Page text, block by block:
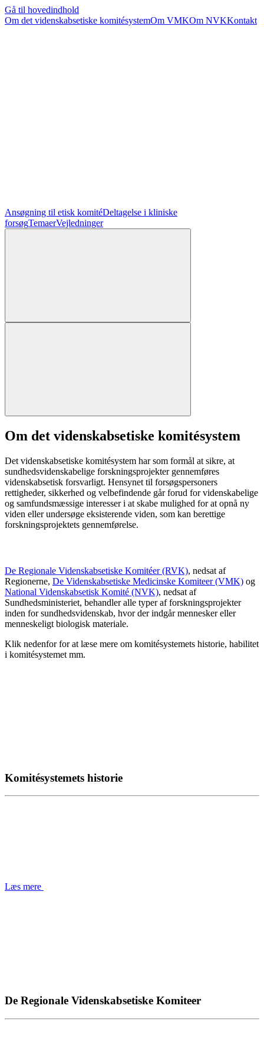
Gå til hovedindhold
Om det videnskabsetiske komitésystemOm VMKOm NVKKontakt
Ansøgning til etisk komitéDeltagelse i kliniske
forsøgTemaerVejledninger
Om det videnskabsetiske komitésystem
Det videnskabsetiske komitésystem har som formål at sikre, at
sundhedsvidenskabelige forskningsprojekter gennemføres
videnskabsetisk forsvarligt. Hensynet til forsøgspersoners
rettigheder, sikkerhed og velbefindende går forud for videnskabelige
og samfundsmæssige interesser i at skabe mulighed for at opnå ny
viden eller undersøge eksisterende viden, som kan berettige
forskningsprojektets gennemførelse.
De Regionale Videnskabsetiske Komitéer (RVK), nedsat af
Regionerne, De Videnskabsetiske Medicinske Komiteer (VMK) og
National Videnskabsetisk Komité (NVK), nedsat af
Sundhedsministeriet, behandler alle typer af forskningsprojekter
inden for sundhedsvidenskab, hvor der indgår mennesker eller
menneskeligt biologisk materiale.
Klik nedenfor for at læse mere om komitésystemets historie, habilitet
i komitésystemet mm.
Komitésystemets historie
Læs mere
De Regionale Videnskabsetiske Komiteer